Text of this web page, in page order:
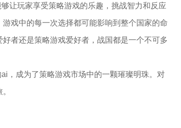
让玩家享受策略游戏的乐趣，挑战智力和反应
戏中的每一次选择都可能影响到整个国家的命
者还是策略游戏爱好者，战国都是一个不可多
，成为了策略游戏市场中的一颗璀璨明珠。对